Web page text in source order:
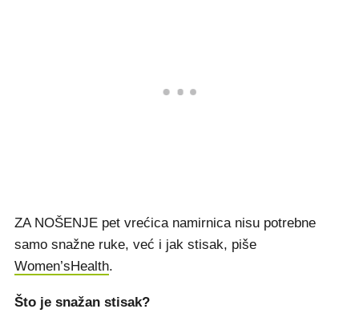
ZA NOŠENJE pet vrećica namirnica nisu potrebne
samo snažne ruke, već i jak stisak, piše
Women’sHealth.
Što je snažan stisak?